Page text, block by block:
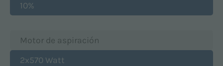
10%
Motor de aspiración
2x570 Watt